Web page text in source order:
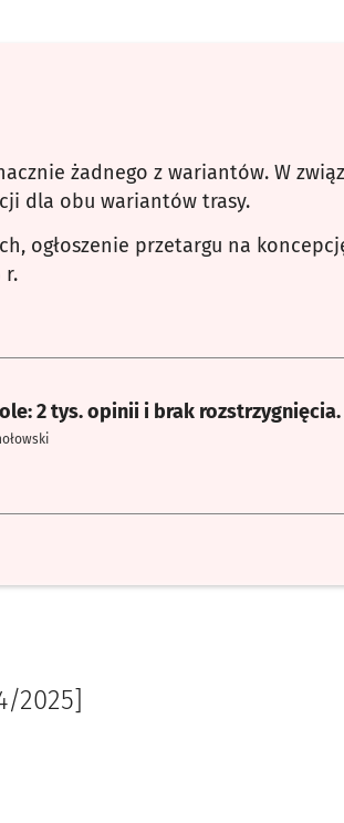
żadnego z wariantów. W
dla obu wariantów trasy.
ogłoszenie przetargu na
r.
2 tys. opinii i brak
2025]